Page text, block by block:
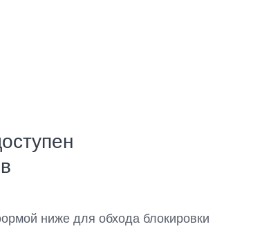
ниже для обхода блокировки